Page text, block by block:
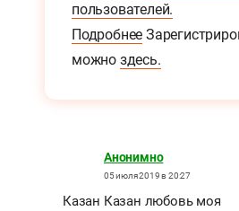
пользователей.
Подробнее
можно здесь.
Анонимно
05 июля 2019 в 20:27
Казан Казан любовь моя